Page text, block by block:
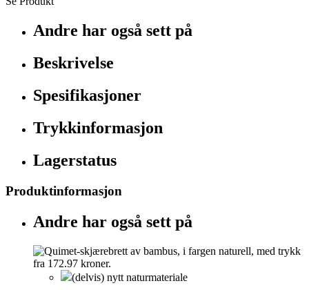
Andre har også sett på
Beskrivelse
Spesifikasjoner
Trykkinformasjon
Lagerstatus
Produktinformasjon
Andre har også sett på
(delvis) nytt naturmateriale